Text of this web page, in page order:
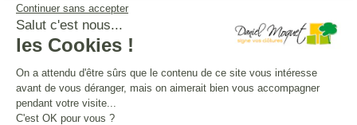
Continuer sans accepter
Salut c'est nous...
les Cookies !
On a attendu d'être sûrs que le contenu de ce site vous intéresse
avant de vous déranger, mais on aimerait bien vous accompagner
pendant votre visite...
C'est OK pour vous ?
L'UNIVERS DANIEL MOQUET
SUIVRE DANIEL MOQUET